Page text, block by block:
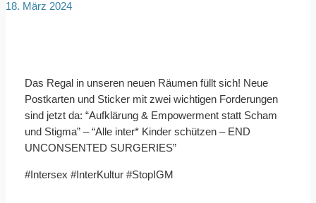
18. März 2024
Das Regal in unseren neuen Räumen füllt sich! Neue
Postkarten und Sticker mit zwei wichtigen Forderungen
sind jetzt da: “Aufklärung & Empowerment statt Scham
und Stigma” – “Alle inter* Kinder schützen – END
UNCONSENTED SURGERIES”
#Intersex #InterKultur #StopIGM